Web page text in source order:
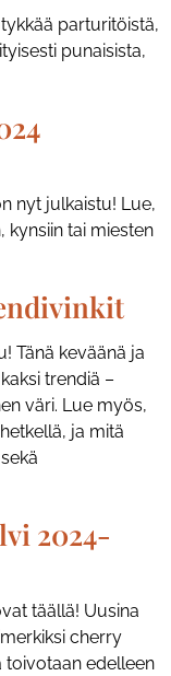
parturitöistä,
punaisista,
nyt julkaistu! Lue,
kynsiin tai miesten
Tänä keväänä ja
trendiä –
väri. Lue myös,
ja mitä
2024-
täällä! Uusina
cherry
toivotaan edelleen